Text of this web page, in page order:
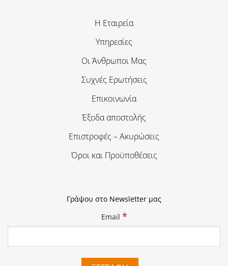
Η Εταιρεία
Υπηρεσίες
Οι Άνθρωποι Μας
Συχνές Ερωτήσεις
Επικοινωνία
Έξοδα αποστολής
Επιστροφές – Ακυρώσεις
Όροι και Προϋποθέσεις
Γράψου στο Newsletter μας
Email *